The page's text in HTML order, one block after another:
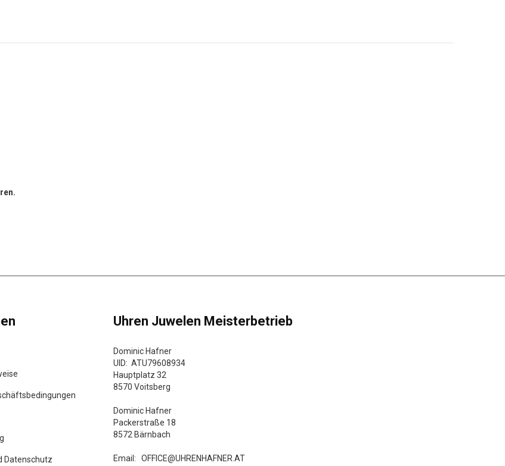
Datenschutz
Uhren Juwelen Meisterbetrieb
Dominic Hafner
UID: ATU79608934
Hauptplatz 32
8570 Voitsberg
Dominic Hafner
Packerstraße 18
8572 Bärnbach
Email: OFFICE@UHRENHAFNER.AT